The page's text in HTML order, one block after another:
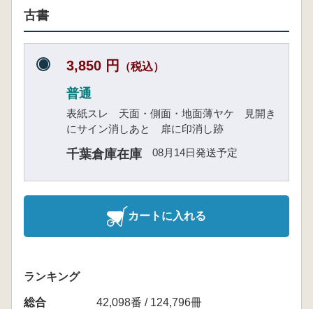
古書
3,850 円 （税込）
普通
表紙スレ 天面・側面・地面薄ヤケ 見開き
にサイン消しあと 扉に印消し跡
千葉倉庫在庫 08月14日発送予定
カートに入れる
ランキング
総合
42,098番 / 124,796冊